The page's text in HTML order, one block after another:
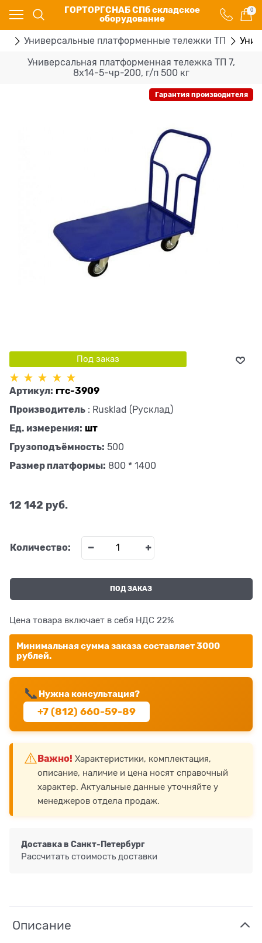
ГОРТОРГСНАБ СПб складское
оборудование
0
Универсальные платформенные тележки ТП
Универсальная платформенная тележка ТП 7,
8х14-5-чр-200, г/п 500 кг
Гарантия производителя
Под заказ
Артикул: гтс-3909
Производитель : Rusklad (Русклад)
Ед. измерения: шт
Грузоподъёмность: 500
Размер платформы: 800 * 1400
12 142 руб.
Количество:
ПОД ЗАКАЗ
Цена товара включает в себя НДС 22%
Минимальная сумма заказа составляет 3000
рублей.
📞 Нужна консультация?
+7 (812) 660-59-89
⚠️ Важно! Характеристики, комплектация,
описание, наличие и цена носят справочный
характер. Актуальные данные уточняйте у
менеджеров отдела продаж.
Доставка в Санкт-Петербург
Рассчитать стоимость доставки
Описание